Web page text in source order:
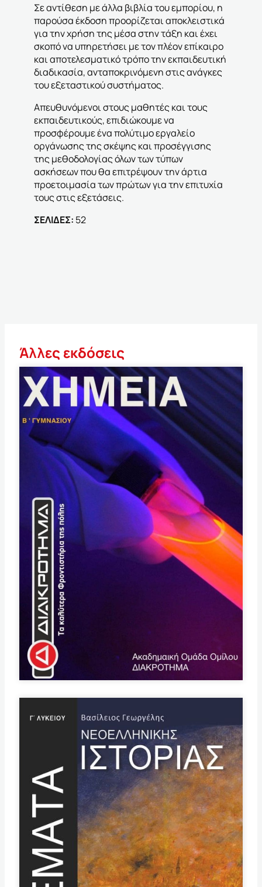
Σε αντίθεση με άλλα βιβλία του εμπορίου, η
παρούσα έκδοση προορίζεται αποκλειστικά
για την χρήση της μέσα στην τάξη και έχει
σκοπό να υπηρετήσει με τον πλέον επίκαιρο
και αποτελεσματικό τρόπο την εκπαιδευτική
διαδικασία, ανταποκρινόμενη στις ανάγκες
του εξεταστικού συστήματος.
Απευθυνόμενοι στους μαθητές και τους
εκπαιδευτικούς, επιδιώκουμε να
προσφέρουμε ένα πολύτιμο εργαλείο
οργάνωσης της σκέψης και προσέγγισης
της μεθοδολογίας όλων των τύπων
ασκήσεων που θα επιτρέψουν την άρτια
προετοιμασία των πρώτων για την επιτυχία
τους στις εξετάσεις.
ΣΕΛΙΔΕΣ: 52
Άλλες εκδόσεις